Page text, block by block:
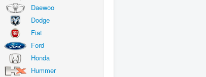
Daewoo
Dodge
Fiat
Ford
Honda
Hummer